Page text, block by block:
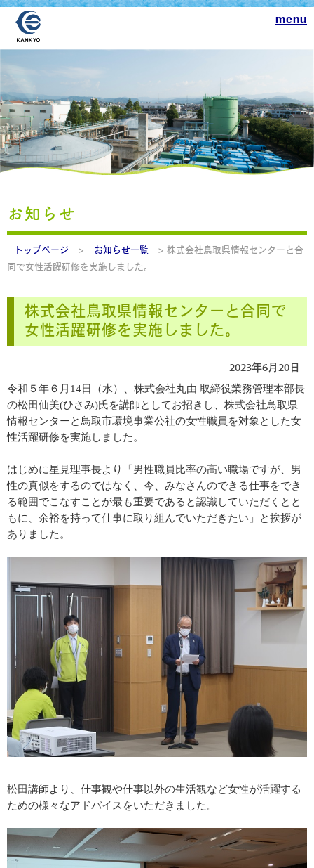
menu
お知らせ
トップページ > お知らせ一覧
> 株式会社鳥取県情報センターと合
同で女性活躍研修を実施しました。
株式会社鳥取県情報センターと合同で
女性活躍研修を実施しました。
2023年6月20日
令和５年６月 14日（水）、株式会社丸由 取締役業務管理本部長
の松田仙美(ひさみ)氏を講師としてお招きし、株式会社鳥取県
情報センターと鳥取市環境事業公社の女性職員を対象とした女
性活躍研修を実施しました。
はじめに星見理事長より
「男性職員比率の高い職場ですが、男
性の真似をするのではなく、今、みなさんのできる仕事をでき
る範囲でこなすことが最も重要であると認識していただくとと
もに、余裕を持って仕事に取り組んでいただきたい」と挨拶が
ありました。
松田講師より、仕事観や仕事以外の生活観など女性が活躍する
ための様々なアドバイスをいただきました。